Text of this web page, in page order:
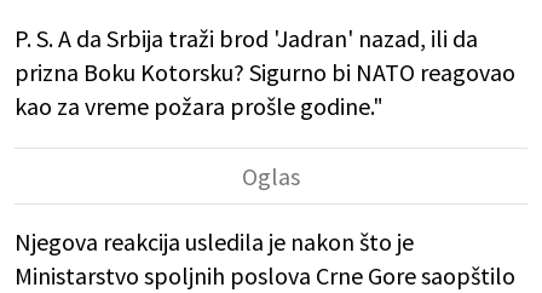
P. S. A da Srbija traži brod 'Jadran' nazad, ili da
prizna Boku Kotorsku? Sigurno bi NATO reagovao
kao za vreme požara prošle godine."
Njegova reakcija usledila je nakon što je
Ministarstvo spoljnih poslova Crne Gore saopštilo